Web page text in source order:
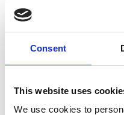
Consent
This website uses
We use cookies to
2 stk. W230/A4 wall inkl. væg
skinne & clips